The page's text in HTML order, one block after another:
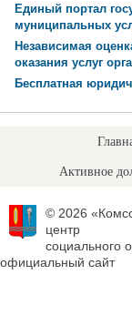
Единый портал
муниципальных
Независимая
оказания услуг
Бесплатная
Активное
© 2026
центр
социального
официальный сайт